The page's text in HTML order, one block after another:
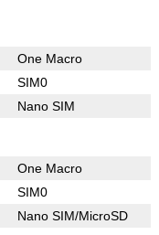
One Macro
SIM0
Nano SIM
One Macro
SIM0
Nano SIM/MicroSD